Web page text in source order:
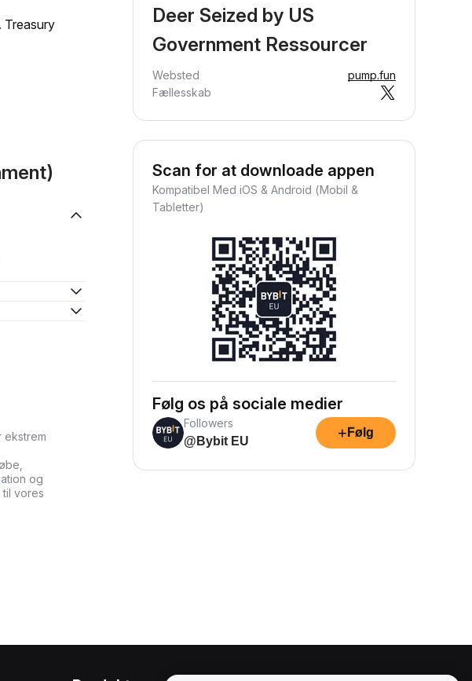
Treasury
ekstrem
og
vores
Deer Seized by US
Government Ressourcer
Websted
pump.fun
Fællesskab
Scan for at downloade appen
Kompatibel Med iOS & Android (Mobil &
Tabletter)
Følg os på sociale medier
Followers
@Bybit EU
+ Følg